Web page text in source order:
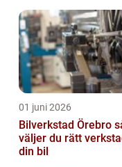
kostnaderna
Tesla...
01 juni 2026
Bilverkstad Örebro så
väljer du rätt
din bil